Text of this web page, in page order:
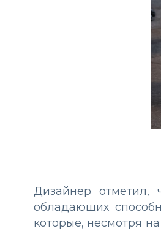
Дизайнер
обладающих
которые, несмотря